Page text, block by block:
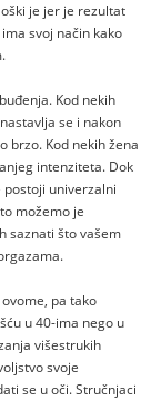
je jer je rezultat
svoj način kako
Kod nekih
se i nakon
brzo. Kod nekih žena
intenziteta. Dok
postoji univerzalni
možemo je
saznati što vašem
pa tako
u 40-ima nego u
višestrukih
svoje
se u oči. Stručnjaci